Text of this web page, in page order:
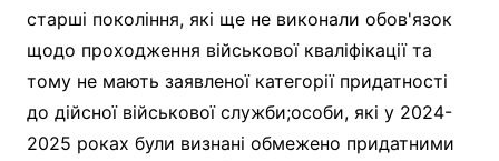
старші покоління, які ще не виконали обов'язок
щодо проходження військової кваліфікації та
тому не мають заявленої категорії придатності
до дійсної військової служби;особи, які у 2024-
2025 роках були визнані обмежено придатними